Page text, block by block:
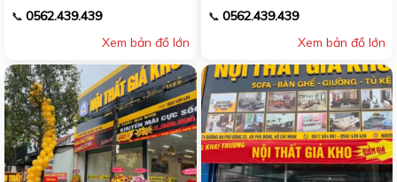
📞 0562.439.439
Xem bản đồ lớn
📞 0562.439.439
Xem bản đồ lớn